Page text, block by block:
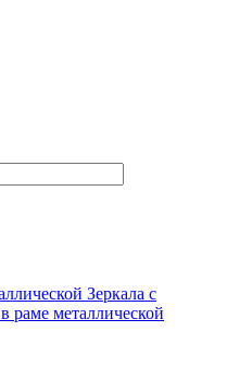
Зеркала с
раме металлической